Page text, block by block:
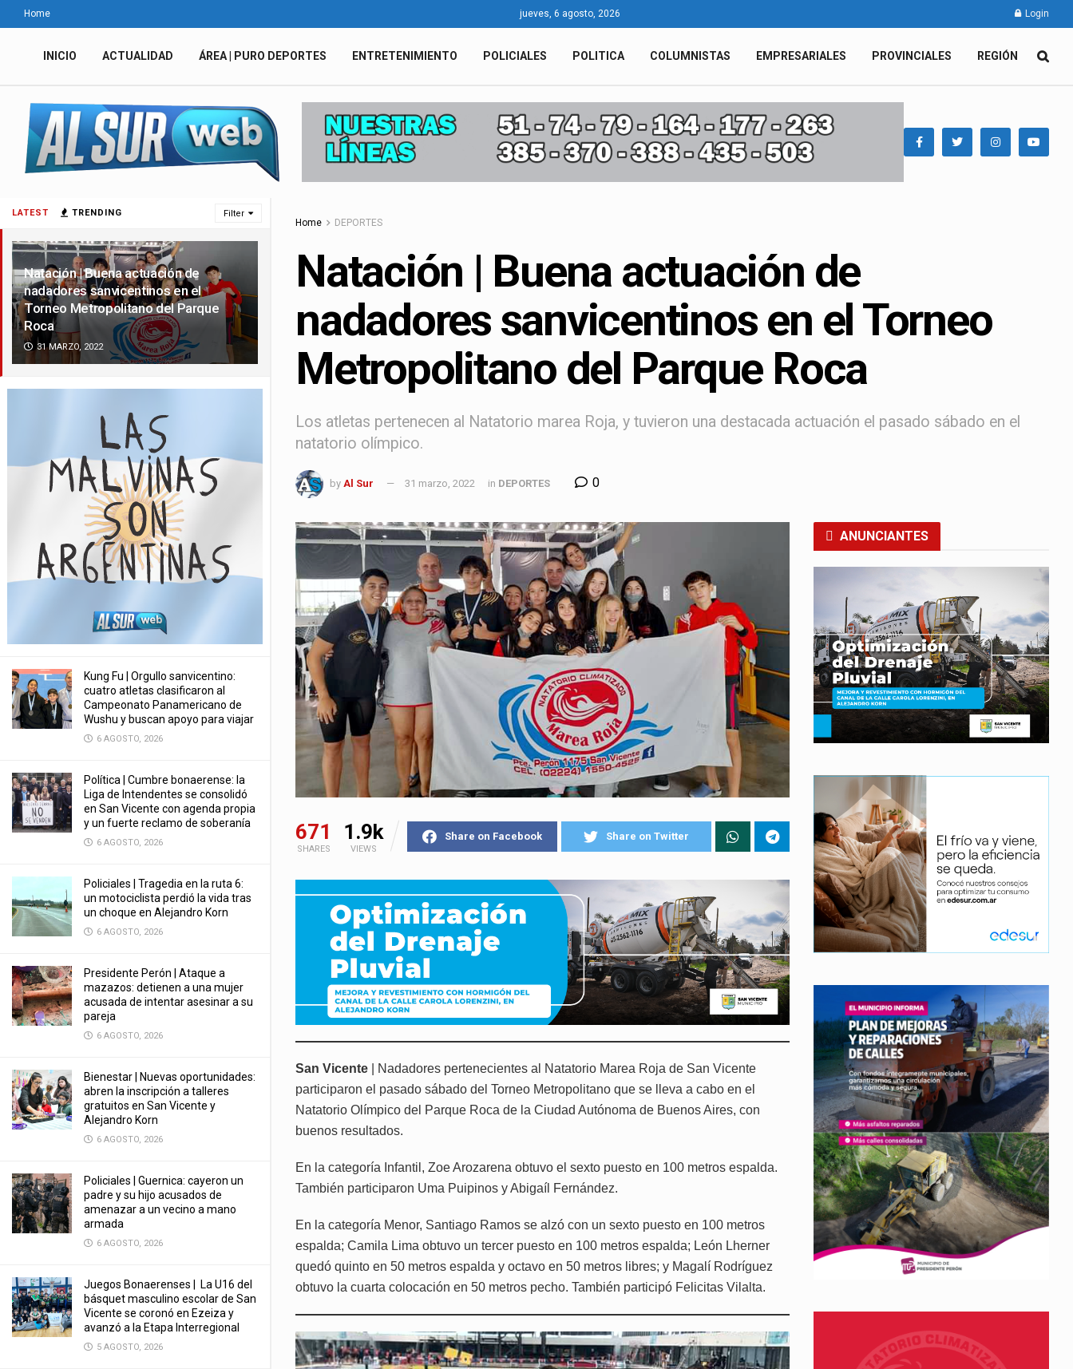
LATEST TRENDING Filter
Natación | Buena actuación de
nadadores sanvicentinos en el
Torneo Metropolitano del Parque
Roca
31 MARZO, 2022
Kung Fu | Orgullo sanvicentino:
cuatro atletas clasificaron al
Campeonato Panamericano de
Wushu y buscan apoyo para viajar
6 AGOSTO, 2026
Política | Cumbre bonaerense: la
Liga de Intendentes se consolidó
en San Vicente con agenda propia
y un fuerte reclamo de soberanía
6 AGOSTO, 2026
Policiales | Tragedia en la ruta 6:
un motociclista perdió la vida tras
un choque en Alejandro Korn
6 AGOSTO, 2026
Presidente Perón | Ataque a
mazazos: detienen a una mujer
acusada de intentar asesinar a su
pareja
6 AGOSTO, 2026
Bienestar | Nuevas oportunidades:
abren la inscripción a talleres
gratuitos en San Vicente y
Alejandro Korn
6 AGOSTO, 2026
Policiales | Guernica: cayeron un
padre y su hijo acusados de
amenazar a un vecino a mano
armada
6 AGOSTO, 2026
Juegos Bonaerenses | La U16 del
básquet masculino escolar de San
Vicente se coronó en Ezeiza y
avanzó a la Etapa Interregional
5 AGOSTO, 2026
Home jueves, 6 agosto, 2026 Login
INICIO ACTUALIDAD ÁREA | PURO DEPORTES ENTRETENIMIENTO POLICIALES POLITICA COLUMNISTAS EMPRESARIALES PROVINCIALES REGIÓN
Home DEPORTES
Natación | Buena actuación de
nadadores sanvicentinos en el Torneo
Metropolitano del Parque Roca
Los atletas pertenecen al Natatorio marea Roja, y tuvieron una destacada actuación el pasado sábado en el
natatorio olímpico.
by Al Sur 31 marzo, 2022 in DEPORTES 0
671
SHARES
1.9k
VIEWS
Share on Facebook Share on Twitter
San Vicente | Nadadores pertenecientes al Natatorio Marea Roja de San Vicente
participaron el pasado sábado del Torneo Metropolitano que se lleva a cabo en el
Natatorio Olímpico del Parque Roca de la Ciudad Autónoma de Buenos Aires, con
buenos resultados.
En la categoría Infantil, Zoe Arozarena obtuvo el sexto puesto en 100 metros espalda.
También participaron Uma Puipinos y Abigaíl Fernández.
En la categoría Menor, Santiago Ramos se alzó con un sexto puesto en 100 metros
espalda; Camila Lima obtuvo un tercer puesto en 100 metros espalda; León Lherner
quedó quinto en 50 metros espalda y octavo en 50 metros libres; y Magalí Rodríguez
obtuvo la cuarta colocación en 50 metros pecho. También participó Felicitas Vilalta.
ANUNCIANTES